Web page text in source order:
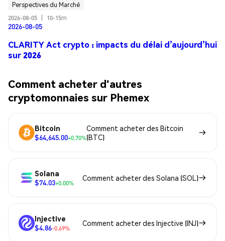
Perspectives du Marché
2026-08-05
10-15m
2026-08-05
CLARITY Act crypto : impacts du délai d’aujourd’hui
sur 2026
Comment acheter d'autres
cryptomonnaies sur Phemex
Bitcoin
$64,645.00+0.70%
Comment acheter des Bitcoin
(BTC)
Solana
$74.03+0.00%
Comment acheter des Solana (SOL)
Injective
$4.86-0.69%
Comment acheter des Injective (INJ)